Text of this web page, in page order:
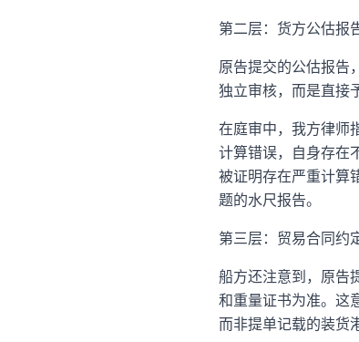
第二层：货方公估报
原告提交的公估报告
独立审核，而是直接
在庭审中，我方律师
计算错误，自身存在
被证明存在严重计算
题的水尺报告。
第三层：贸易合同
船方还注意到，原告
和重量证书为准。这
而非提单记载的装货